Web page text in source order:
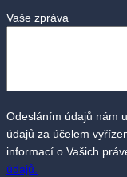
Vaše zpráva
Odesláním údajů nám
údajů za účelem
informací o Vašich
údajů.